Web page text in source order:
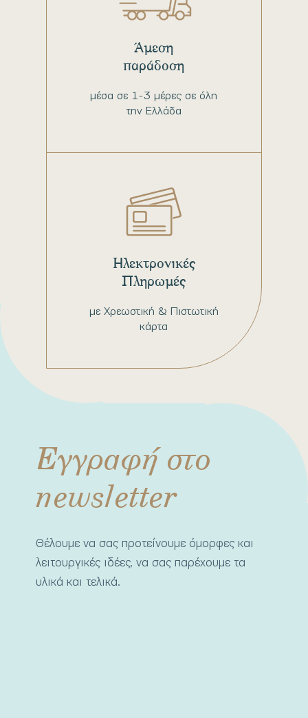
μέσα σε 1-3 μέρες σε όλη
την Ελλάδα
Άμεση
παράδοση
με Χρεωστική & Πιστωτική
κάρτα
Ηλεκτρονικές
Πληρωμές
Εγγραφή στο
newsletter
Θέλουμε να σας προτείνουμε όμορφες και
λειτουργικές ιδέες, να σας παρέχουμε τα
υλικά και τελικά.